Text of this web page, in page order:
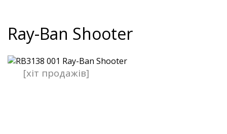
Ray-Ban Shooter
[хіт продажів]